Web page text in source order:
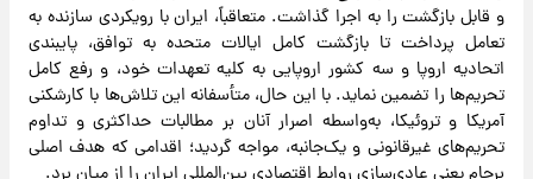
و قابل بازگشت را به اجرا گذاشت. متعاقباً، ایران با رویکردی سازنده به
تعامل پرداخت تا بازگشت کامل ایالات متحده به توافق، پایبندی
اتحادیه اروپا و سه کشور اروپایی به کلیه تعهدات خود، و رفع کامل
تحریم‌ها را تضمین نماید. با این حال، متأسفانه این تلاش‌ها با کارشکنی
آمریکا و تروئیکا، به‌واسطه اصرار آنان بر مطالبات حداکثری و تداوم
تحریم‌های غیرقانونی و یک‌جانبه، مواجه گردید؛ اقدامی که هدف اصلی